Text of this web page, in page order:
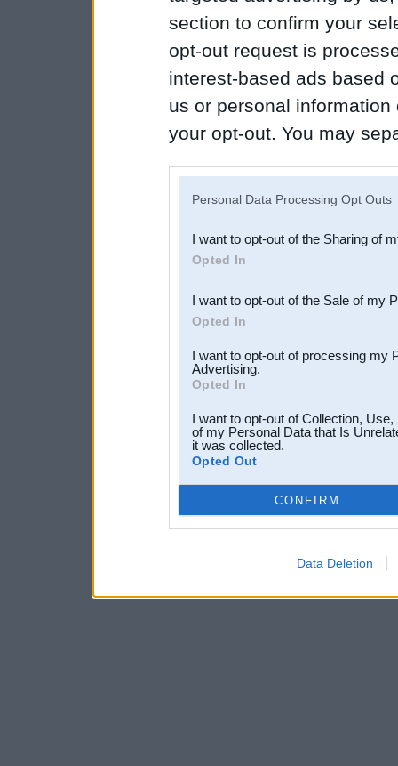
section to confirm your
opt-out request is
interest-based ads based
us or personal
your opt-out. You may
Downstream Participants
third parties.
Personal Data Processing Opt Outs
I want to opt-out of the Sharing of
Opted In
I want to opt-out of the Sale of my
Opted In
I want to opt-out of processing my
Advertising.
Opted In
I want to opt-out of Collection,
of my Personal Data that Is
it was collected.
Opted Out
CONFIRM
Data Deletion